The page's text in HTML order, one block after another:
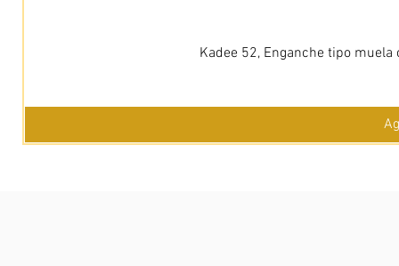
Kadee 52, Enganche tipo